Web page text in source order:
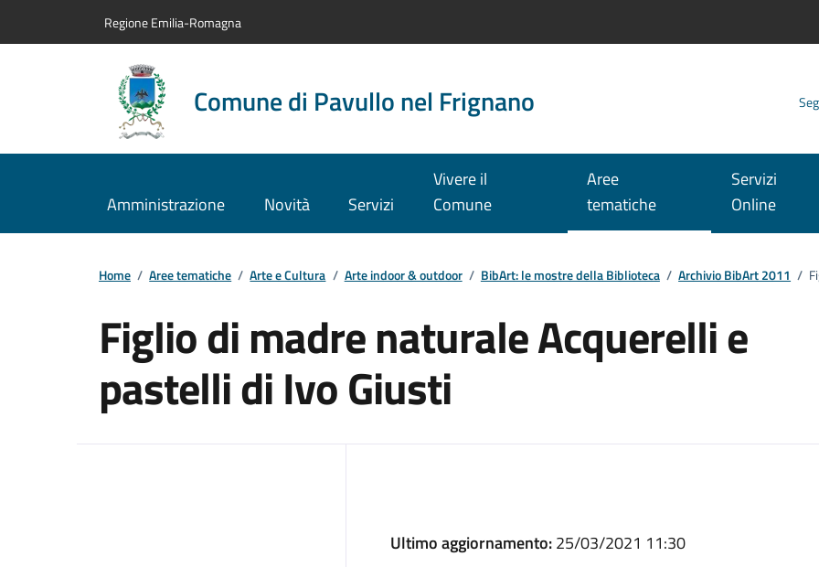
Regione Emilia-Romagna
Comune di Pavullo nel Frignano
Amministrazione Novità Servizi
Vivere il
Comune
Aree
tematiche
Servizi
Online
Home / Aree tematiche / Arte e Cultura / Arte indoor & outdoor / BibArt: le mostre della Biblioteca / Archivio BibArt 2011 /
Figlio di madre naturale Acquerelli e
pastelli di Ivo Giusti
Ultimo aggiornamento:25/03/2021 11:30